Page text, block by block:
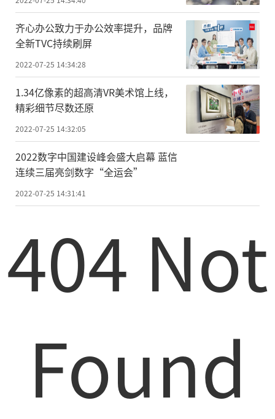
齐心办公致力于办公效率提升，品牌
全新TVC持续刷屏
2022-07-25 14:34:28
1.34亿像素的超高清VR美术馆上线，
精彩细节尽数还原
2022-07-25 14:32:05
2022数字中国建设峰会盛大启幕 蓝信
连续三届亮剑数字“全运会”
2022-07-25 14:31:41
404 Not
Found